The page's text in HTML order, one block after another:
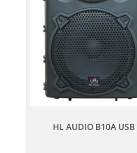
HL AUDIO B10A USB